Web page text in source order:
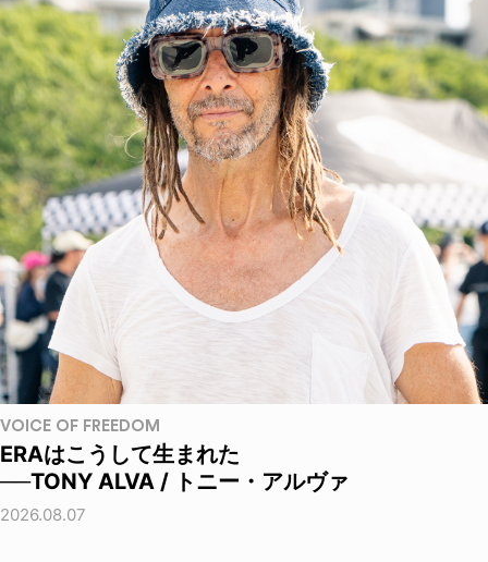
VOICE OF FREEDOM
ERAはこうして生まれた
──TONY ALVA / トニー・アルヴァ
2026.08.07